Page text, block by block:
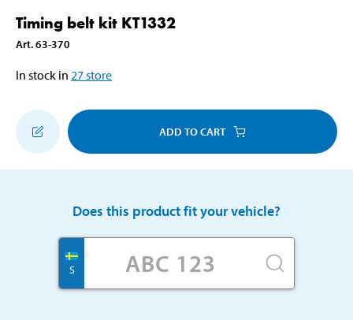
Timing belt kit KT1332
Art.63-370
In stock in 27store
ADD TO CART
Does this product fit your vehicle?
S